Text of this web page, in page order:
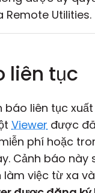
Remote Utilities.
liên tục
báo liên tục xuất
Viewer được
phí hoặc
Cảnh báo này
việc từ xa